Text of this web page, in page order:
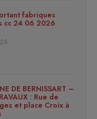
fabriques
cc 24 06 2026
DE BERNISSART –
: Rue de
et place Croix à